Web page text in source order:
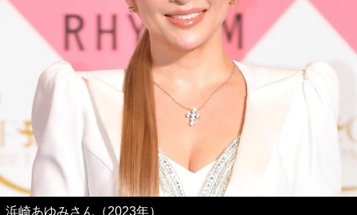
浜崎あゆみさん（2023年）